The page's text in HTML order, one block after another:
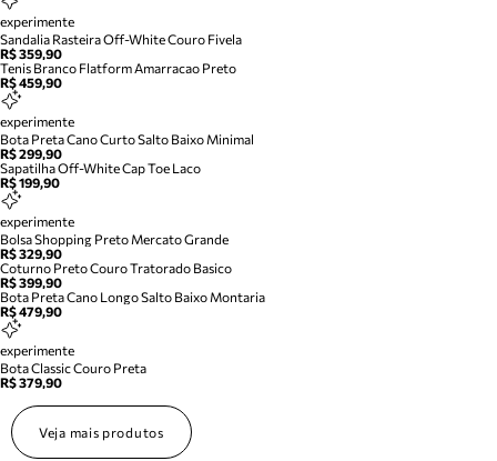
experimente
Sandalia Rasteira Off-White Couro Fivela
R$ 359,90
Tenis Branco Flatform Amarracao Preto
R$ 459,90
experimente
Bota Preta Cano Curto Salto Baixo Minimal
R$ 299,90
Sapatilha Off-White Cap Toe Laco
R$ 199,90
experimente
Bolsa Shopping Preto Mercato Grande
R$ 329,90
Coturno Preto Couro Tratorado Basico
R$ 399,90
Bota Preta Cano Longo Salto Baixo Montaria
R$ 479,90
experimente
Bota Classic Couro Preta
R$ 379,90
Veja mais produtos